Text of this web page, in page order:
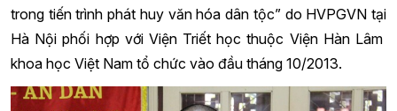
trong tiến trình phát huy văn hóa dân tộc” do HVPGVN tại
Hà Nội phối hợp với Viện Triết học thuộc Viện Hàn Lâm
khoa học Việt Nam tổ chức vào đầu tháng 10/2013.